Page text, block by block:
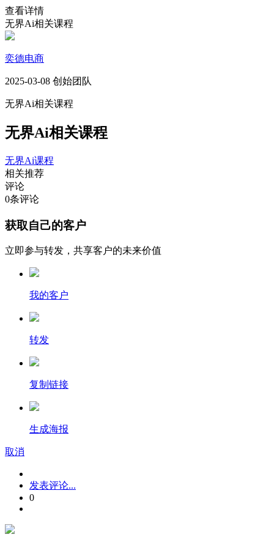
查看详情
无界Ai相关课程
奕德电商
2025-03-08 创始团队
无界Ai相关课程
无界Ai相关课程
无界Ai课程
相关推荐
评论
0条评论
获取自己的客户
立即参与转发，共享客户的未来价值
我的客户
转发
复制链接
生成海报
取消
发表评论...
0